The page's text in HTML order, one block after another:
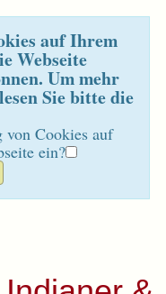
auf Ihrem
Webseite
Um mehr
Sie bitte die
Cookies auf
ein?